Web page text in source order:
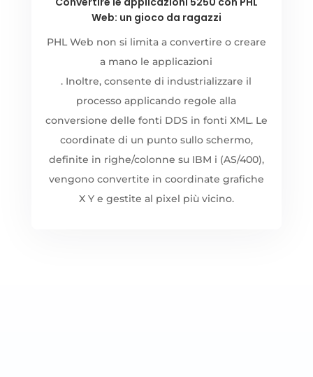
Web: un gioco da ragazzi
PHL Web non si limita a convertire o creare
a mano le applicazioni
. Inoltre, consente di industrializzare il
processo applicando regole alla
conversione delle fonti DDS in fonti XML. Le
coordinate di un punto sullo schermo,
definite in righe/colonne su IBM i (AS/400),
vengono convertite in coordinate grafiche
X Y e gestite al pixel più vicino.